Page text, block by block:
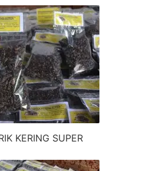
KERING SUPER